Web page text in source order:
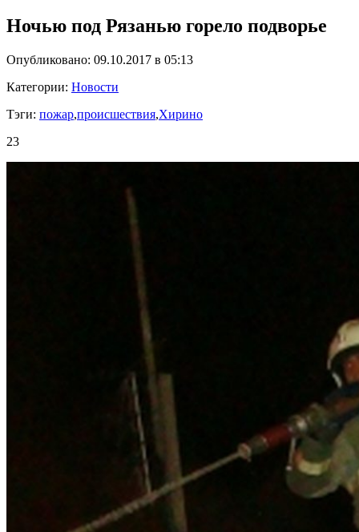
Ночью под Рязанью горело подворье
Опубликовано: 09.10.2017 в 05:13
Категории: Новости
Тэги: пожар,происшествия,Хирино
23